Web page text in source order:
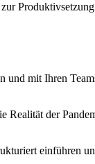
mit Ihren
Realität der
einführen